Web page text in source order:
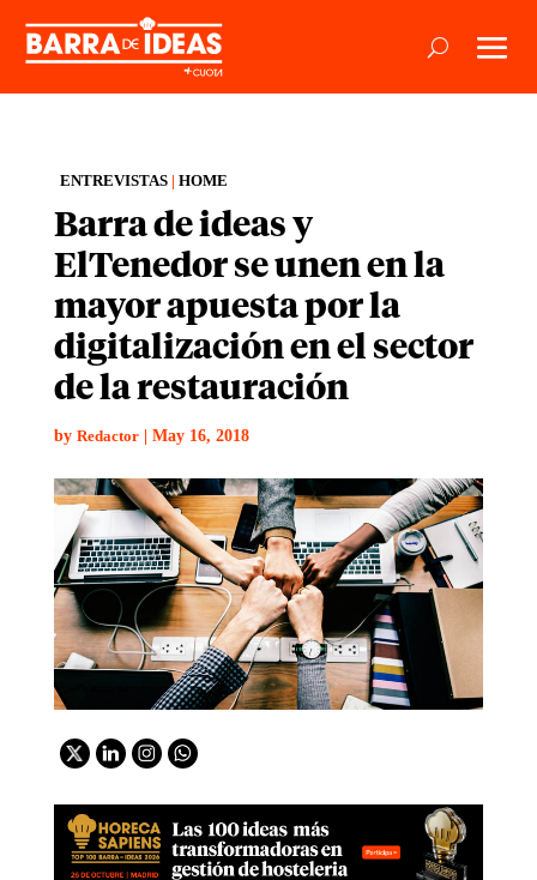
ENTREVISTAS| HOME
Barra de ideas y
ElTenedor se unen en la
mayor apuesta por la
digitalización en el sector
de la restauración
by Redactor| May 16, 2018